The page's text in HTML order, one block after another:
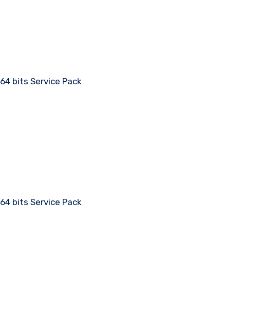
64 bits Service Pack
64 bits Service Pack